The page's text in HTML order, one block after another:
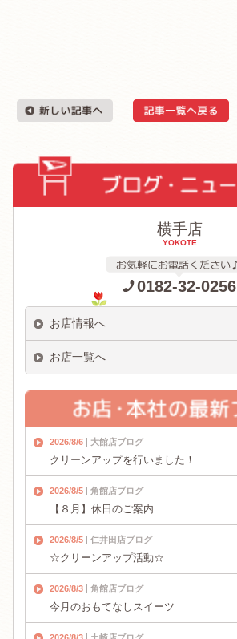
横手店
YOKOTE
0182-32-0256
お店情報へ
お店一覧へ
2026/8/6 大館店ブログ
クリーンアップを行いました！
2026/8/5 角館店ブログ
【８月】休日のご案内
2026/8/5 仁井田店ブログ
☆クリーンアップ活動☆
2026/8/3 角館店ブログ
今月のおもてなしスイーツ